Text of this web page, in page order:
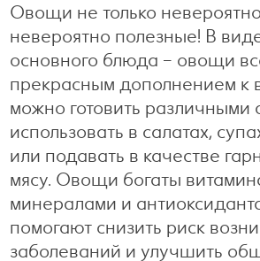
Овощи не только
невероятно полезные! В
основного блюда – овощи
прекрасным дополнением к
можно готовить различными
использовать в салатах,
или подавать в качестве
мясу. Овощи богаты
минералами и
помогают снизить риск
заболеваний и улучшить